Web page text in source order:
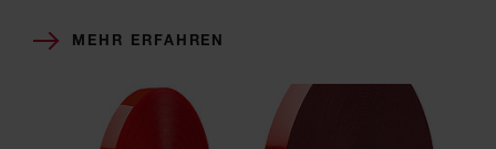
MEHR ERFAHREN